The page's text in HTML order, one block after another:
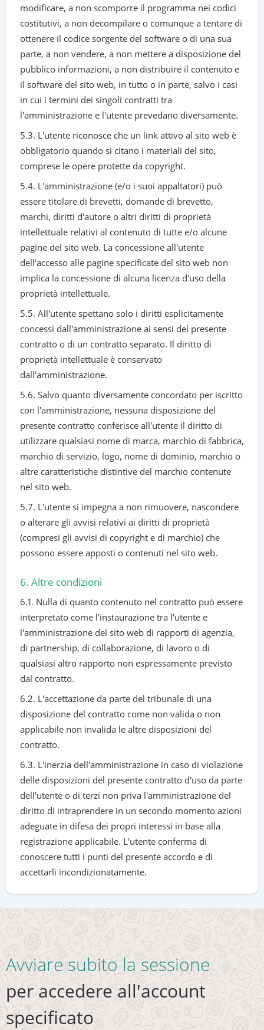
modificare, a non scomporre il programma nei codici
costitutivi, a non decompilare o comunque a tentare di
ottenere il codice sorgente del software o di una sua
parte, a non vendere, a non mettere a disposizione del
pubblico informazioni, a non distribuire il contenuto e
il software del sito web, in tutto o in parte, salvo i casi
in cui i termini dei singoli contratti tra
l'amministrazione e l'utente prevedano diversamente.
5.3. L'utente riconosce che un link attivo al sito web è
obbligatorio quando si citano i materiali del sito,
comprese le opere protette da copyright.
5.4. L'amministrazione (e/o i suoi appaltatori) può
essere titolare di brevetti, domande di brevetto,
marchi, diritti d'autore o altri diritti di proprietà
intellettuale relativi al contenuto di tutte e/o alcune
pagine del sito web. La concessione all'utente
dell'accesso alle pagine specificate del sito web non
implica la concessione di alcuna licenza d'uso della
proprietà intellettuale.
5.5. All'utente spettano solo i diritti esplicitamente
concessi dall'amministrazione ai sensi del presente
contratto o di un contratto separato. Il diritto di
proprietà intellettuale è conservato
dall'amministrazione.
5.6. Salvo quanto diversamente concordato per iscritto
con l'amministrazione, nessuna disposizione del
presente contratto conferisce all'utente il diritto di
utilizzare qualsiasi nome di marca, marchio di fabbrica,
marchio di servizio, logo, nome di dominio, marchio o
altre caratteristiche distintive del marchio contenute
nel sito web.
5.7. L'utente si impegna a non rimuovere, nascondere
o alterare gli avvisi relativi ai diritti di proprietà
(compresi gli avvisi di copyright e di marchio) che
possono essere apposti o contenuti nel sito web.
6. Altre condizioni
6.1. Nulla di quanto contenuto nel contratto può essere
interpretato come l'instaurazione tra l'utente e
l'amministrazione del sito web di rapporti di agenzia,
di partnership, di collaborazione, di lavoro o di
qualsiasi altro rapporto non espressamente previsto
dal contratto.
6.2. L'accettazione da parte del tribunale di una
disposizione del contratto come non valida o non
applicabile non invalida le altre disposizioni del
contratto.
6.3. L'inerzia dell'amministrazione in caso di violazione
delle disposizioni del presente contratto d'uso da parte
dell'utente o di terzi non priva l'amministrazione del
diritto di intraprendere in un secondo momento azioni
adeguate in difesa dei propri interessi in base alla
registrazione applicabile. L'utente conferma di
conoscere tutti i punti del presente accordo e di
accettarli incondizionatamente.
Avviare subito la sessione
per accedere all'account
specificato